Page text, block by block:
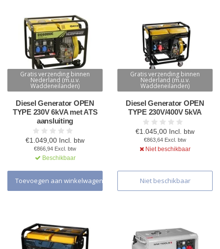
Gratis verzending binnen
Nederland (m.u.v.
Waddeneilanden)
Diesel Generator OPEN
TYPE 230V 6kVA met ATS
aansluiting
€1.049,00 Incl. btw
€866,94 Excl. btw
Beschikbaar
Toevoegen aan winkelwagen
Gratis verzending binnen
Nederland (m.u.v.
Waddeneilanden)
Diesel Generator OPEN
TYPE 230V/400V 5kVA
€1.045,00 Incl. btw
€863,64 Excl. btw
Niet beschikbaar
Niet beschikbaar